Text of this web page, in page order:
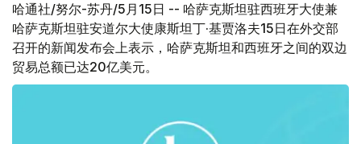
哈通社/努尔-苏丹/5月15日 -- 哈萨克斯坦驻西班牙大使兼
哈萨克斯坦驻安道尔大使康斯坦丁·基贾洛夫15日在外交部
召开的新闻发布会上表示，哈萨克斯坦和西班牙之间的双边
贸易总额已达20亿美元。